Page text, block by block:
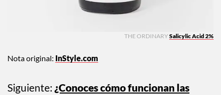
THE ORDINARY Salicylic Acid 2%
Nota original: InStyle.com
Siguiente: ¿Conoces cómo funcionan las